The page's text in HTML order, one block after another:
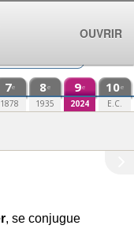
7e
1878
8e
1935
9e
2024
10e
E.C.
, se conjugue
OUVRIR